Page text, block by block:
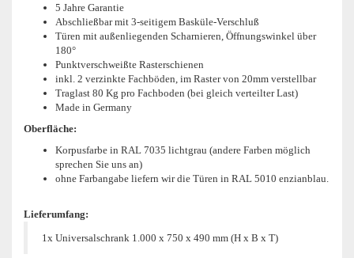
5 Jahre Garantie
Abschließbar mit 3-seitigem Basküle-Verschluß
Türen mit außenliegenden Scharnieren, Öffnungswinkel über
180°
Punktverschweißte Rasterschienen
inkl. 2 verzinkte Fachböden, im Raster von 20mm verstellbar
Traglast 80 Kg pro Fachboden (bei gleich verteilter Last)
Made in Germany
Oberfläche:
Korpusfarbe in RAL 7035 lichtgrau (andere Farben möglich
sprechen Sie uns an)
ohne Farbangabe liefern wir die Türen in RAL 5010 enzianblau.
Lieferumfang:
1x Universalschrank 1.000 x 750 x 490 mm (H x B x T)